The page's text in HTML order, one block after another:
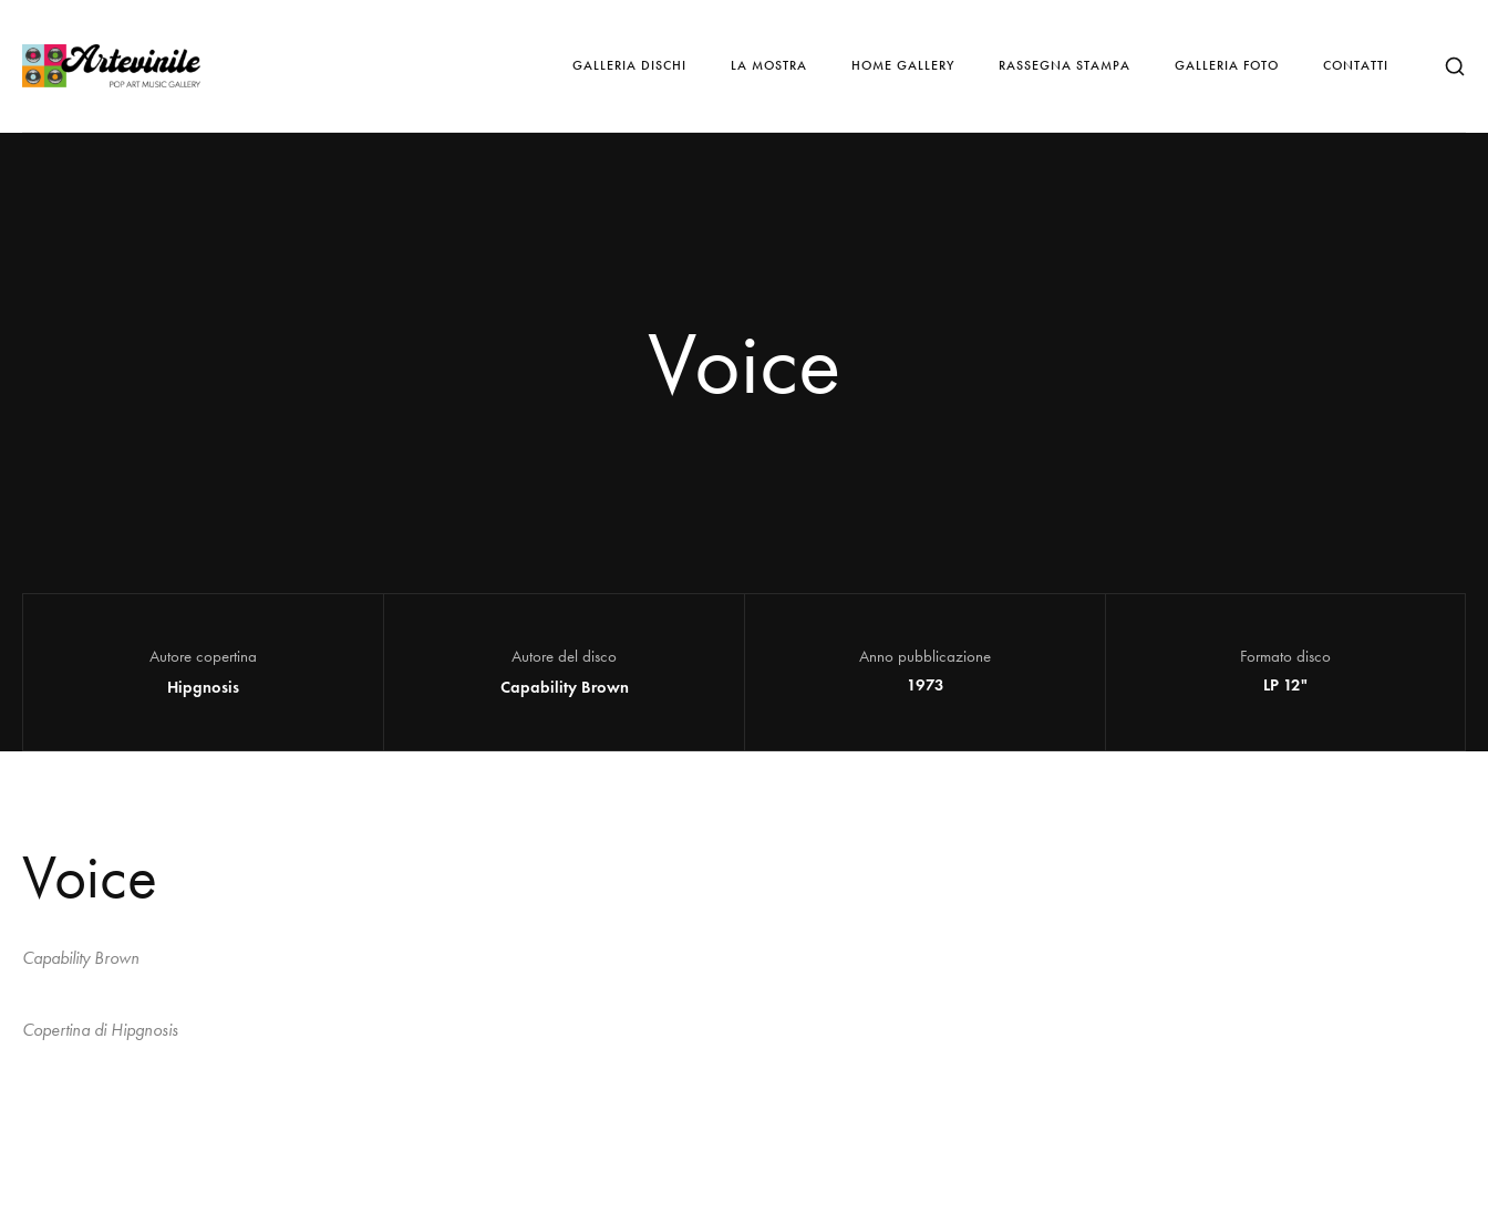
GALLERIA DISCHI LA MOSTRA HOME GALLERY RASSEGNA STAMPA GALLERIA FOTO CONTATTI
Voice
Autore copertina
Hipgnosis
Autore del disco
Capability Brown
Anno pubblicazione
1973
Formato disco
LP 12"
Voice
Capability Brown
Copertina di Hipgnosis